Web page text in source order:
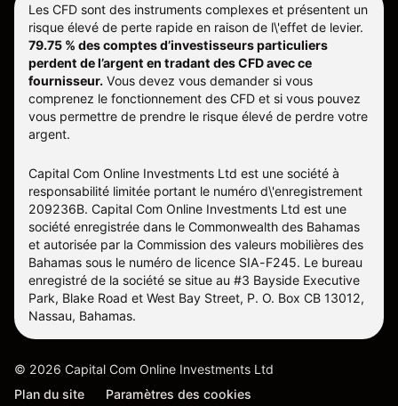
Les CFD sont des instruments complexes et présentent un
risque élevé de perte rapide en raison de l\'effet de levier.
79.75 % des comptes d’investisseurs particuliers
perdent de l’argent en tradant des CFD avec ce
fournisseur. Vous devez vous demander si vous
comprenez le fonctionnement des CFD et si vous pouvez
vous permettre de prendre le risque élevé de perdre votre
argent.
Capital Com Online Investments Ltd est une société à
responsabilité limitée portant le numéro d\'enregistrement
209236B. Capital Com Online Investments Ltd est une
société enregistrée dans le Commonwealth des Bahamas
et autorisée par la Commission des valeurs mobilières des
Bahamas sous le numéro de licence SIA-F245. Le bureau
enregistré de la société se situe au #3 Bayside Executive
Park, Blake Road et West Bay Street, P. O. Box CB 13012,
Nassau, Bahamas.
© 2026 Capital Com Online Investments Ltd
Plan du site
Paramètres des cookies